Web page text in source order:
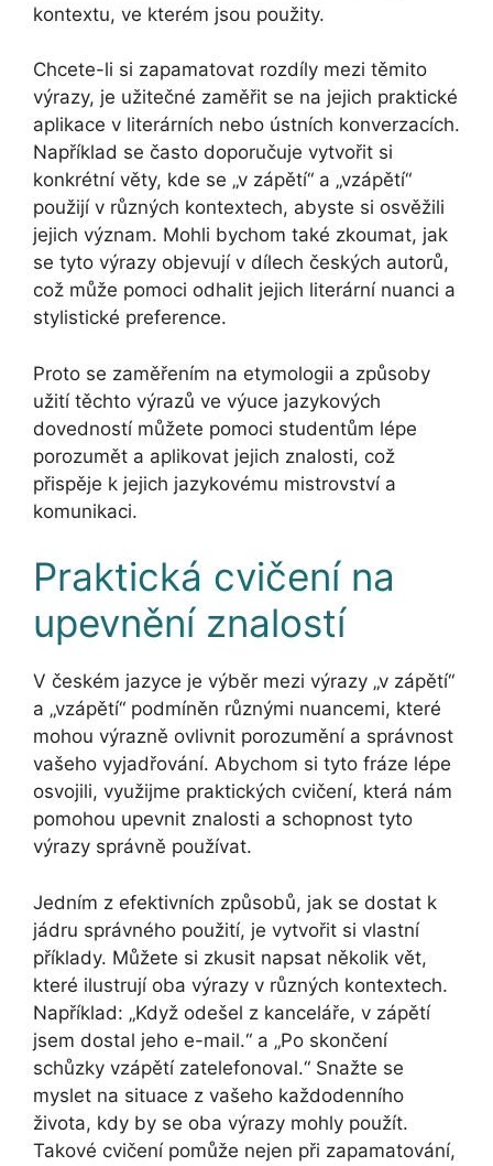
kontextu, ve kterém jsou použity.
Chcete-li si zapamatovat rozdíly mezi těmito
výrazy, je užitečné zaměřit se na jejich praktické
aplikace v literárních nebo ústních konverzacích.
Například se často doporučuje vytvořit si
konkrétní věty, kde se „v zápětí“ a „vzápětí“
použijí v různých kontextech, abyste si osvěžili
jejich význam. Mohli bychom také zkoumat, jak
se tyto výrazy objevují v dílech českých autorů,
což může pomoci odhalit jejich literární nuanci a
stylistické preference.
Proto se zaměřením na etymologii a způsoby
užití těchto výrazů ve výuce jazykových
dovedností můžete pomoci studentům lépe
porozumět a aplikovat jejich znalosti, což
přispěje k jejich jazykovému mistrovství a
komunikaci.
Praktická cvičení na
upevnění znalostí
V českém jazyce je výběr mezi výrazy „v zápětí“
a „vzápětí“ podmíněn různými nuancemi, které
mohou výrazně ovlivnit porozumění a správnost
vašeho vyjadřování. Abychom si tyto fráze lépe
osvojili, využijme praktických cvičení, která nám
pomohou upevnit znalosti a schopnost tyto
výrazy správně používat.
Jedním z efektivních způsobů, jak se dostat k
jádru správného použití, je vytvořit si vlastní
příklady. Můžete si zkusit napsat několik vět,
které ilustrují oba výrazy v různých kontextech.
Například: „Když odešel z kanceláře, v zápětí
jsem dostal jeho e-mail.“ a „Po skončení
schůzky vzápětí zatelefonoval.“ Snažte se
myslet na situace z vašeho každodenního
života, kdy by se oba výrazy mohly použít.
Takové cvičení pomůže nejen při zapamatování,